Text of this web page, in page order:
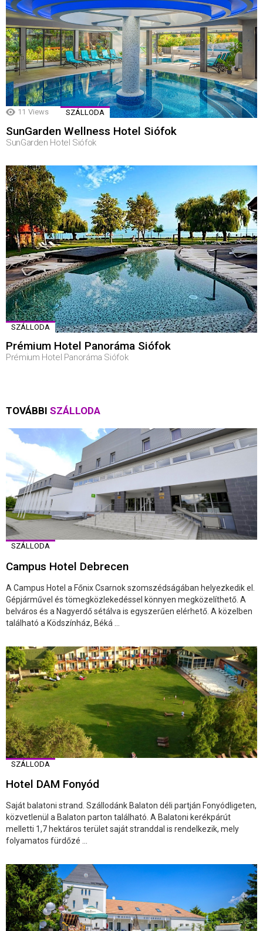
11 Views SZÁLLODA
SunGarden Wellness Hotel Siófok
SunGarden Hotel Siófok
SZÁLLODA
Prémium Hotel Panoráma Siófok
Prémium Hotel Panoráma Siófok
TOVÁBBI SZÁLLODA
SZÁLLODA
Campus Hotel Debrecen
A Campus Hotel a Főnix Csarnok szomszédságában helyezkedik el.
Gépjárművel és tömegközlekedéssel könnyen megközelíthető. A
belváros és a Nagyerdő sétálva is egyszerűen elérhető. A közelben
található a Ködszínház, Béká ...
SZÁLLODA
Hotel DAM Fonyód
Saját balatoni strand. Szállodánk Balaton déli partján Fonyódligeten,
közvetlenül a Balaton parton található. A Balatoni kerékpárút
melletti 1,7 hektáros terület saját stranddal is rendelkezik, mely
folyamatos fürdőzé ...